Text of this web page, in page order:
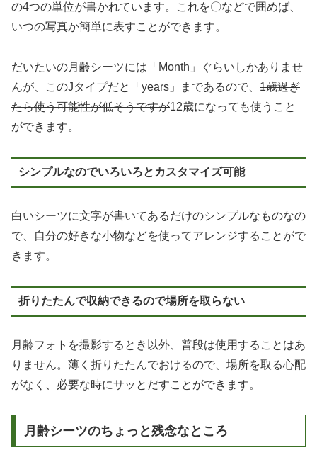
の4つの単位が書かれています。これを〇などで囲めば、
いつの写真か簡単に表すことができます。
だいたいの月齢シーツには「Month」ぐらいしかありませ
んが、このJタイプだと「years」まであるので、 1歳過ぎ
たら使う可能性が低そうですが12歳になっても使うこと
ができます。
シンプルなのでいろいろとカスタマイズ可能
白いシーツに文字が書いてあるだけのシンプルなものなの
で、自分の好きな小物などを使ってアレンジすることがで
きます。
折りたたんで収納できるので場所を取らない
月齢フォトを撮影するとき以外、普段は使用することはあ
りません。薄く折りたたんでおけるので、場所を取る心配
がなく、必要な時にサッとだすことができます。
月齢シーツのちょっと残念なところ